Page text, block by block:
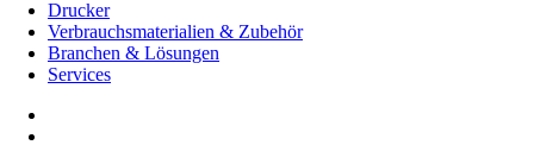
Drucker
Verbrauchsmaterialien & Zubehör
Branchen & Lösungen
Services